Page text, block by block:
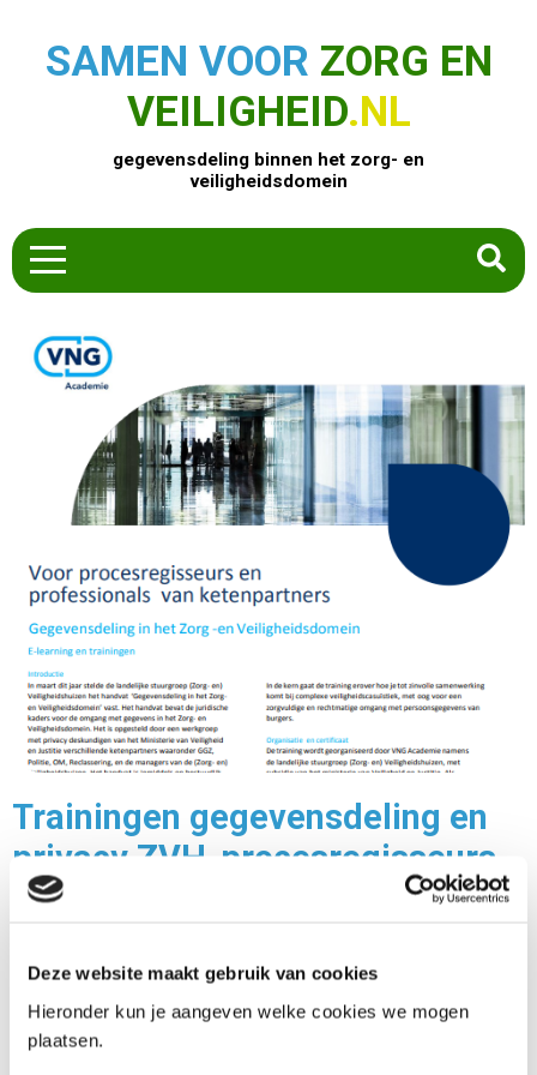
Deze website maakt gebruik van cookies
Hieronder kun je aangeven welke cookies we mogen
plaatsen.
SAMEN VOOR ZORG EN
VEILIGHEID.NL
gegevensdeling binnen het zorg- en
veiligheidsdomein
HOME
ACTUEEL
OVER ONS
CONTACT
COMMUNITY
Trainingen gegevensdeling en
privacy ZVH-procesregisseurs
en professionals
Betreft een training in aanvulling op de e-
learningsmodule voor procesregisseurs en